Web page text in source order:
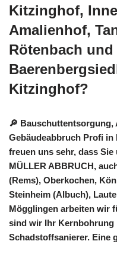
Kitzinghof,
Amalienhof,
Rötenbach
Kitzinghof?
🔎 Bauschuttentsorgung,
Gebäudeabbruch Profi
freuen uns sehr, dass
MÜLLER ABBRUCH,
(Rems), Oberkochen,
Steinheim (Albuch),
Mögglingen arbeiten wir
sind wir Ihr Kernbohrung
Schadstoffsanierer. Eine